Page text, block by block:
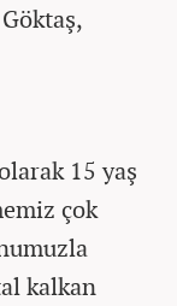
15 yaş
çok
kalkan